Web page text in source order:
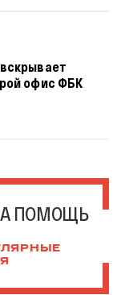
офис ФБК
ПОМОЩЬ